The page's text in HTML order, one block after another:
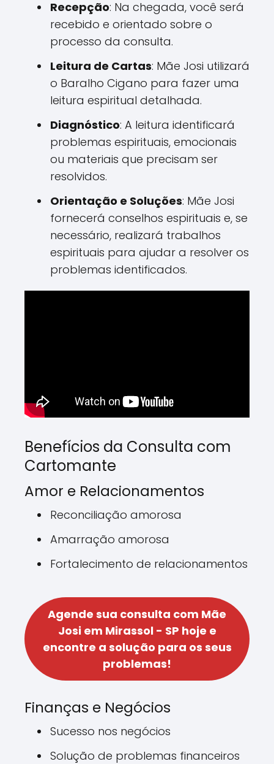
Recepção: Na chegada, você será
recebido e orientado sobre o
processo da consulta.
Leitura de Cartas: Mãe Josi utilizará
o Baralho Cigano para fazer uma
leitura espiritual detalhada.
Diagnóstico: A leitura identificará
problemas espirituais, emocionais
ou materiais que precisam ser
resolvidos.
Orientação e Soluções: Mãe Josi
fornecerá conselhos espirituais e, se
necessário, realizará trabalhos
espirituais para ajudar a resolver os
problemas identificados.
Benefícios da Consulta com
Cartomante
Amor e Relacionamentos
Reconciliação amorosa
Amarração amorosa
Fortalecimento de relacionamentos
Agende sua consulta com Mãe
Josi em Mirassol - SP hoje e
encontre a solução para os seus
problemas!
Finanças e Negócios
Sucesso nos negócios
Solução de problemas financeiros